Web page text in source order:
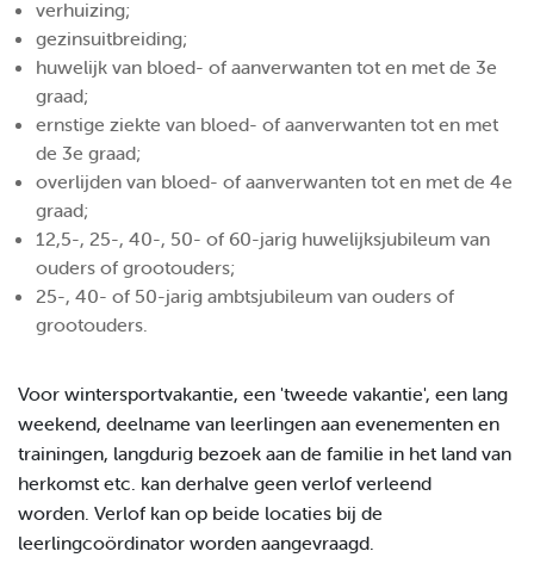
verhuizing;
gezinsuitbreiding;
huwelijk van bloed- of aanverwanten tot en met de 3e
graad;
ernstige ziekte van bloed- of aanverwanten tot en met
de 3e graad;
overlijden van bloed- of aanverwanten tot en met de 4e
graad;
12,5-, 25-, 40-, 50- of 60-jarig huwelijksjubileum van
ouders of grootouders;
25-, 40- of 50-jarig ambtsjubileum van ouders of
grootouders.
Voor wintersportvakantie, een 'tweede vakantie', een lang
weekend, deelname van leerlingen aan evenementen en
trainingen, langdurig bezoek aan de familie in het land van
herkomst etc. kan derhalve geen verlof verleend
worden. Verlof kan op beide locaties bij de
leerlingcoördinator worden aangevraagd.